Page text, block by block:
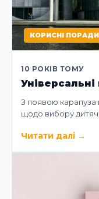
КОРИСНІ ПОРАДИ
10 РОКІВ ТОМУ
З появою карапуза
щодо вибору
Читати далі →